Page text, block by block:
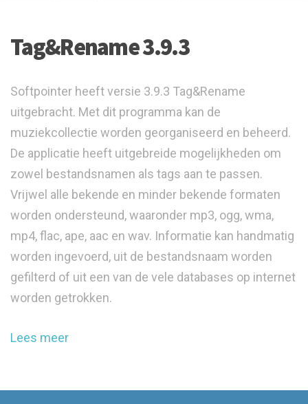
Tag&Rename 3.9.3
Softpointer heeft versie 3.9.3 Tag&Rename
uitgebracht. Met dit programma kan de
muziekcollectie worden georganiseerd en beheerd.
De applicatie heeft uitgebreide mogelijkheden om
zowel bestandsnamen als tags aan te passen.
Vrijwel alle bekende en minder bekende formaten
worden ondersteund, waaronder mp3, ogg, wma,
mp4, flac, ape, aac en wav. Informatie kan handmatig
worden ingevoerd, uit de bestandsnaam worden
gefilterd of uit een van de vele databases op internet
worden getrokken.
Lees meer